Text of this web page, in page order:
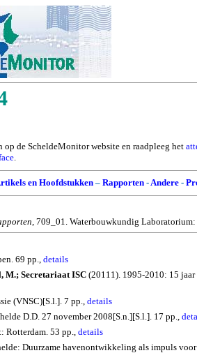
de ScheldeMonitor website en raadpleeg het
.
en Hoofdstukken– Rapporten - Andere -
, 709_01. Waterbouwkundig
69 pp., details
M.; Secretariaat ISC (20111). 1995-2010: 15 jaar
(VNSC)[S.l.]. 7 pp., details
D.D. 27 november 2008[S.n.][S.l.]. 17 pp.,
53 pp., details
Duurzame havenontwikkeling als impuls